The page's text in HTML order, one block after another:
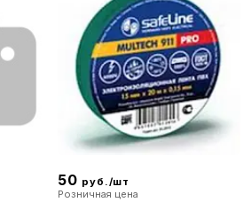
50 руб./шт
Розничная цена